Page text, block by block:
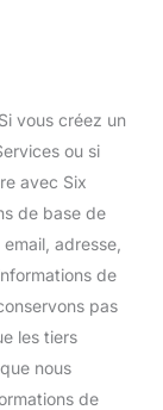
vous créez un
ou si
avec Six
de base de
adresse,
de
pas
les tiers
nous
de